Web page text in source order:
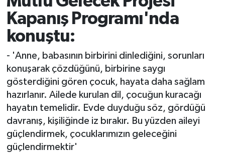
Kapanış Programı'nda
konuştu:
- 'Anne, babasının birbirini dinlediğini, sorunları
konuşarak çözdüğünü, birbirine saygı
gösterdiğini gören çocuk, hayata daha sağlam
hazırlanır. Ailede kurulan dil, çocuğun kuracağı
hayatın temelidir. Evde duyduğu söz, gördüğü
davranış, kişiliğinde iz bırakır. Bu yüzden aileyi
güçlendirmek, çocuklarımızın geleceğini
güçlendirmektir'
EKONOMİ
KÖŞE YAZILARI
KÜLTÜR-SANAT-MAGAZİN
MEDYA
ÖZEL HABER
RÖPORTAJLAR
Süper Lig Puan Durumu ve Fikstür
Tüm Manşetler
Son Dakika Haberleri
Haber Arşivi